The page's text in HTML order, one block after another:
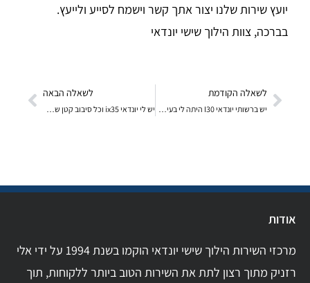
יועץ שירות שלנו יצור אתך קשר וישמח לסייע ולייעץ.
בברכה, צוות הילוך שישי יונדאי
לשאלה הקודמת לשאלה הבאה
אודות
מרכזי השירות הילוך שישי יונדאי הוקמו בשנת 1994 על ידי אלי
רזניק מתוך רצון לתת את השירות הטוב ביותר ללקוחות, תוך